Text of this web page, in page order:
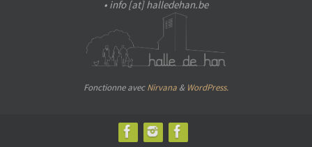
• info [at] halledehan.be
Fonctionne avecNirvana & WordPress.